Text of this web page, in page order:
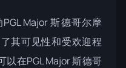
Major 斯德哥尔摩
其可见性和受欢迎程
以在PGL Major 斯德哥